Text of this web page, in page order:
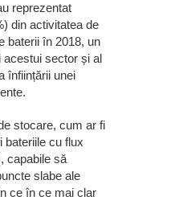
reprezentat
din activitatea de
baterii în 2018, un
acestui sector și al
înființării unei
stocare, cum ar fi
bateriile cu flux
capabile să
slabe ale
ce în ce mai clar